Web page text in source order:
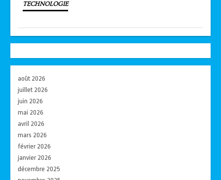
TECHNOLOGIE
août 2026
juillet 2026
juin 2026
mai 2026
avril 2026
mars 2026
février 2026
janvier 2026
décembre 2025